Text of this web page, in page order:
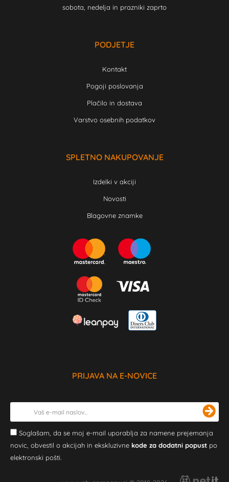
sobota, nedelja in prazniki zaprto
PODJETJE
Kontakt
Pogoji poslovanja
Plačilo in dostava
Varstvo osebnih podatkov
SPLETNO NAKUPOVANJE
Izdelki v akciji
Novosti
Blagovne znamke
PRIJAVA NA E-NOVICE
Soglašam, da se moj e-mail uporablja za namene prejemanja
novic, obvestil o akcijah in ekskluzivne kode za dodatni popust po
elektronski pošti.